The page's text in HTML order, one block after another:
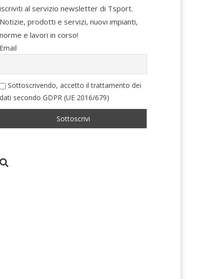
iscriviti al servizio newsletter di Tsport.
Notizie, prodotti e servizi, nuovi impianti,
norme e lavori in corso!
Email
Sottoscrivendo, accetto il trattamento dei
dati secondo GDPR (UE 2016/679)